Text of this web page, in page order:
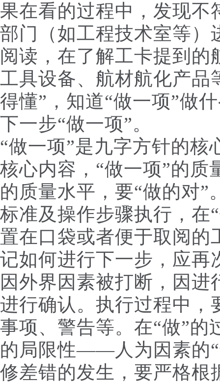
果在看的过程中，发现不
部门（如工程技术室等）
阅读，在了解工卡提到
工具设备、航材航化产品
得懂”，知道“做一项”做
下一步“做一项”。
“做一项”是九字方针的
核心内容，“做一项”的
的质量水平，要“做的对”
标准及操作步骤执行，在
置在口袋或者便于取阅的
记如何进行下一步，应再
因外界因素被打断，因
进行确认。执行过程中，
事项、警告等。在“做”
的局限性——人为因素的“
修差错的发生，要严格根